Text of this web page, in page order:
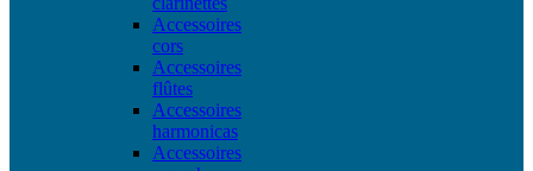
Accessoires
cors
Accessoires
flûtes
Accessoires
harmonicas
Accessoires